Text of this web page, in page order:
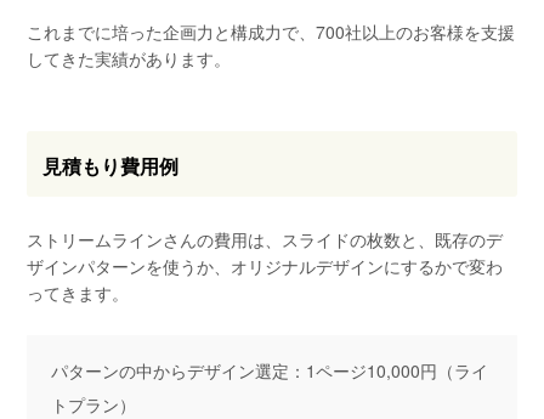
これまでに培った企画力と構成力で、700社以上のお客様を支援
してきた実績があります。
見積もり費用例
ストリームラインさんの費用は、スライドの枚数と、既存のデ
ザインパターンを使うか、オリジナルデザインにするかで変わ
ってきます。
パターンの中からデザイン選定：1ページ10,000円（ライ
トプラン）